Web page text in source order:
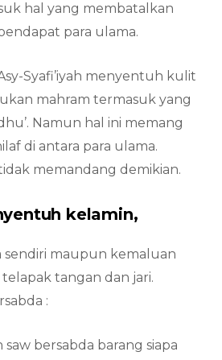
hal yang membatalkan
para ulama.
Syafi’iyah menyentuh kulit
mahram termasuk yang
Namun hal ini memang
di antara para ulama.
memandang demikian.
kelamin,
sendiri maupun kemaluan
tangan dan jari.
:
bersabda barang siapa